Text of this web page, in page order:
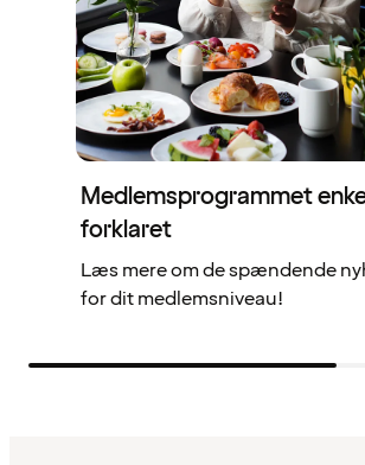
Medlemsprogrammet
forklaret
Læs mere om de spændende
for dit medlemsniveau!